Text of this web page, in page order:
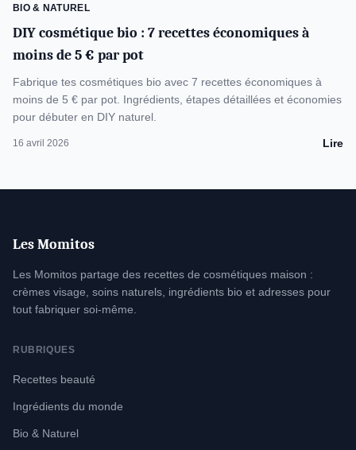
BIO & NATUREL
DIY cosmétique bio : 7 recettes économiques à
moins de 5 € par pot
Fabrique tes cosmétiques bio avec 7 recettes économiques à
moins de 5 € par pot. Ingrédients, étapes détaillées et économies
pour débuter en DIY naturel.
16 avril 2026 Lire
Les Momitos
Les Momitos partage des recettes de cosmétiques maison :
crèmes visage, soins naturels, ingrédients bio et adresses pour
tout fabriquer soi-même.
RUBRIQUES
Recettes beauté
Ingrédients du monde
Bio & Naturel